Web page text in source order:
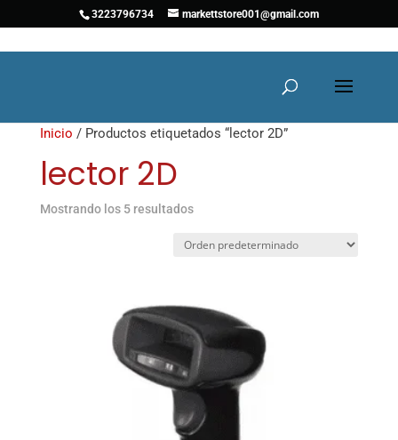
3223796734 markettstore001@gmail.com
Inicio / Productos etiquetados “lector 2D”
lector 2D
Mostrando los 5 resultados